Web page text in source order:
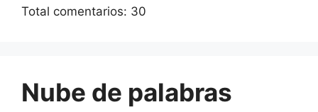
Total comentarios: 30
Nube de palabras